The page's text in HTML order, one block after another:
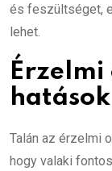
és feszültséget,
lehet.
Érzelmi
hatások
Talán az érzelmi
hogy valaki